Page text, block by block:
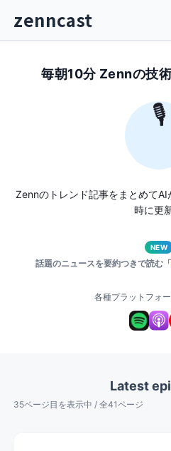
zenncast
毎朝10分 Zennの技
🎙️
Zennのトレンド記事をまとめて
時に更新
NEW
話題のニュースを要約つきで読む「
各種プラットフォ
Latest
35ページ目を表示中 / 全41ページ